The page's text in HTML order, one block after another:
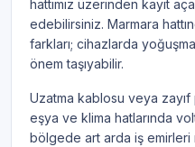
hattımız üzerinden kayıt
edebilirsiniz. Marmara
farkları; cihazlarda
önem taşıyabilir.
Uzatma kablosu veya zayıf
eşya ve klima hatlarında
bölgede art arda iş emirleri